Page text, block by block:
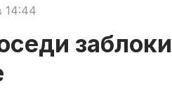
14:44